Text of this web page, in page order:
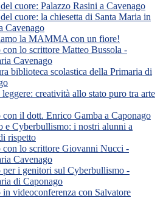
cuore: Palazzo Rasini a Cavenago
cuore: la chiesetta di Santa Maria in
Cavenago
la MAMMA con un fiore!
con lo scrittore Matteo Bussola -
Cavenago
biblioteca scolastica della Primaria di
creatività allo stato puro tra arte
con il dott. Enrico Gamba a Caponago
e Cyberbullismo: i nostri alunni a
rispetto
con lo scrittore Giovanni Nucci -
Cavenago
per i genitori sul Cyberbullismo -
di Caponago
videoconferenza con Salvatore